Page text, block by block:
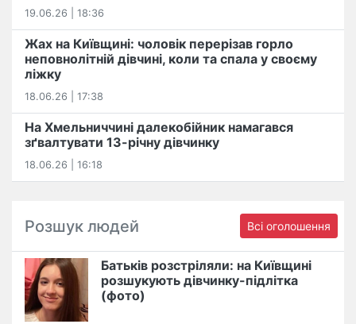
19.06.26 | 18:36
Жах на Київщині: чоловік перерізав горло
неповнолітній дівчині, коли та спала у своєму
ліжку
18.06.26 | 17:38
На Хмельниччині далекобійник намагався
зґвалтувати 13-річну дівчинку
18.06.26 | 16:18
Розшук людей Всі оголошення
Батьків розстріляли: на Київщині
розшукують дівчинку-підлітка
(фото)